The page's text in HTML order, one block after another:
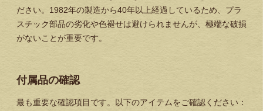
ださい。1982年の製造から40年以上経過しているため、プラ
スチック部品の劣化や色褪せは避けられませんが、極端な破損
がないことが重要です。
付属品の確認
最も重要な確認項目です。以下のアイテムをご確認ください：